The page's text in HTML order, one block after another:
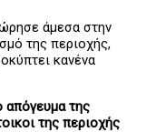
άμεσα στην
της περιοχής,
κανένα
απόγευμα της
της περιοχής